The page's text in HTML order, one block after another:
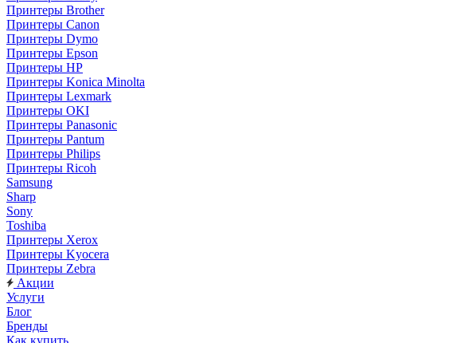
Принтеры Brother
Принтеры Canon
Принтеры Dymo
Принтеры Epson
Принтеры HP
Принтеры Konica Minolta
Принтеры Lexmark
Принтеры OKI
Принтеры Panasonic
Принтеры Pantum
Принтеры Philips
Принтеры Ricoh
Samsung
Sharp
Sony
Toshiba
Принтеры Xerox
Принтеры Kyocera
Принтеры Zebra
Акции
Услуги
Блог
Бренды
Как купить